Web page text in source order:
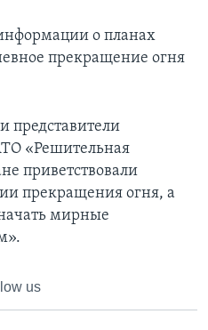
о планах
прекращение огня
представители
«Решительная
приветствовали
прекращения огня, а
мирные
us